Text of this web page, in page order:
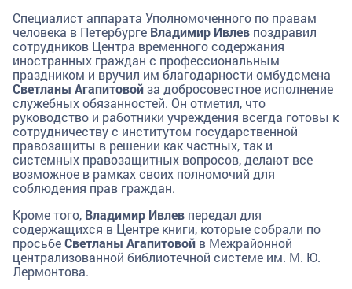
Специалист аппарата Уполномоченного по правам
человека в Петербурге Владимир Ивлев поздравил
сотрудников Центра временного содержания
иностранных граждан с профессиональным
праздником и вручил им благодарности омбудсмена
Светланы Агапитовойза добросовестное исполнение
служебных обязанностей. Он отметил, что
руководство и работники учреждения всегда готовы к
сотрудничеству с институтом государственной
правозащиты в решении как частных, так и
системных правозащитных вопросов, делают все
возможное в рамках своих полномочий для
соблюдения прав граждан.
Кроме того, Владимир Ивлев передал для
содержащихся в Центре книги, которые собрали по
просьбеСветланы Агапитовой в Межрайонной
централизованной библиотечной системе им. М. Ю.
Лермонтова.